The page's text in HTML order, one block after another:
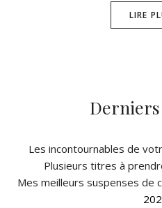
LIRE
Les incontournables de
Plusieurs titres à
Mes meilleurs suspenses de